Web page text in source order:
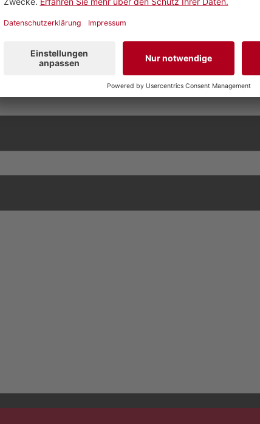
Ihr Kommentar inkl. Name in unserem LINK-